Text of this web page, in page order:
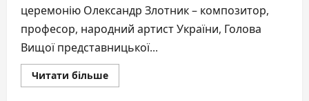
церемонію Олександр Злотник – композитор,
професор, народний артист України, Голова
Вищої представницької...
Читати більшеДокладніше
про